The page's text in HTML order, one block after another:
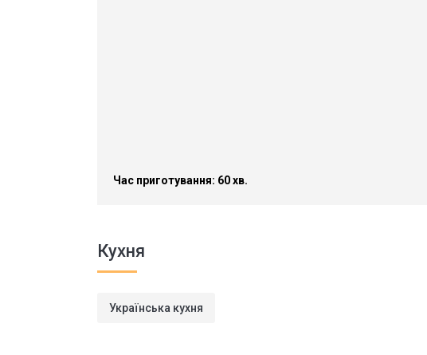
Час приготування: 60 хв.
Кухня
Українська кухня